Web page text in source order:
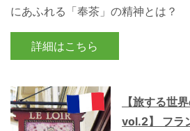
にあふれる「奉茶」の精神とは？
詳細はこちら
【旅する世
vol.2】 フラ